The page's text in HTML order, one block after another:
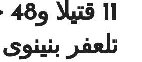
تلعفر بنينوى